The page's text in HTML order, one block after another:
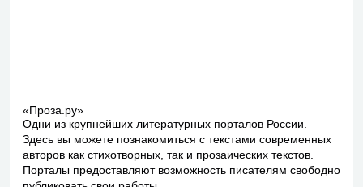
«Проза.ру»
Одни из крупнейших литературных порталов России.
Здесь вы можете познакомиться с текстами современных
авторов как стихотворных, так и прозаических текстов.
Порталы предоставляют возможность писателям свободно